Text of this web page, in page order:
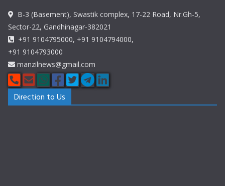
B-3 (Basement), Swastik complex, 17-22 Road, Nr.Gh-5,
Sector-22, Gandhinagar-382021
+91 9104795000, +91 9104794000,
+91 9104793000
manzilnews@gmail.com
Direction to Us